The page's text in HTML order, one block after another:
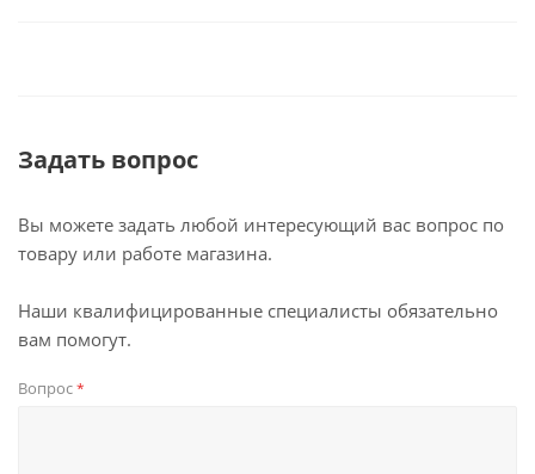
Задать вопрос
Вы можете задать любой интересующий вас вопрос по
товару или работе магазина.
Наши квалифицированные специалисты обязательно
вам помогут.
Вопрос*